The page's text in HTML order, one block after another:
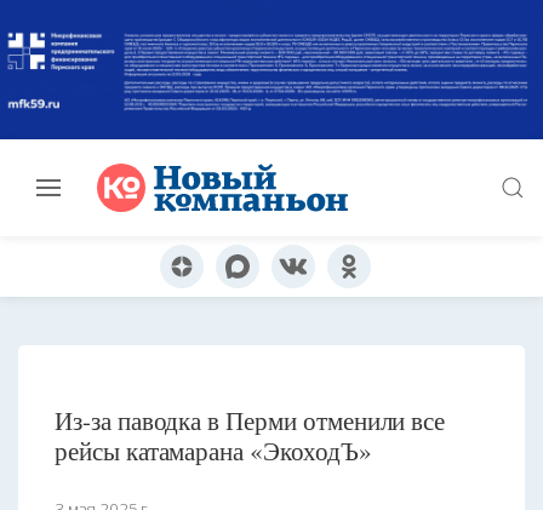
Из-за паводка в Перми отменили все
рейсы катамарана «ЭкоходЪ»